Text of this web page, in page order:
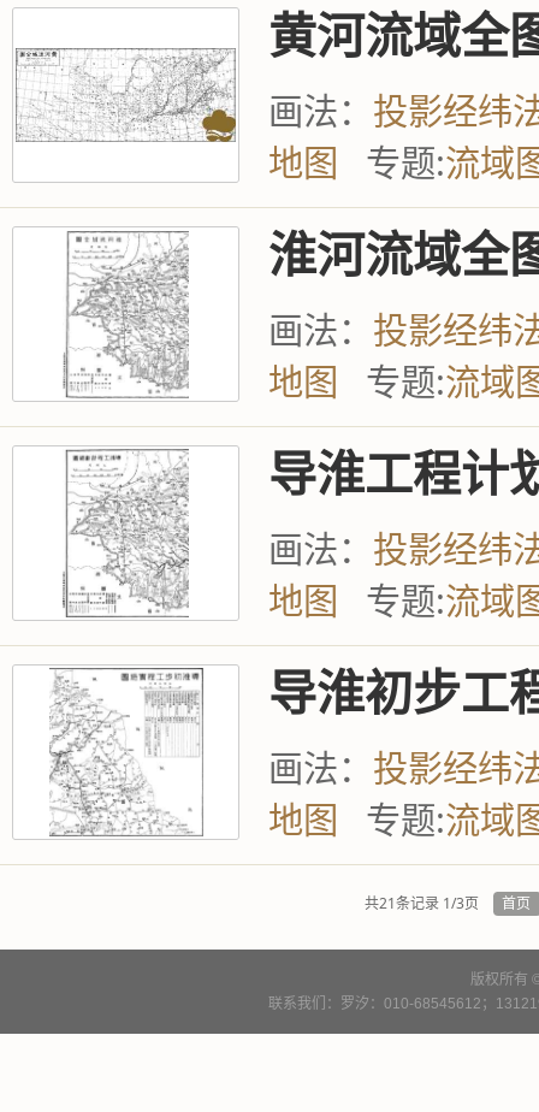
黄河流域全
画法： 投影经纬
地图
专题:流域
淮河流域全
画法： 投影经纬
地图
专题:流域
导淮工程计
画法： 投影经纬
地图
专题:流域
导淮初步工
画法： 投影经纬
地图
专题:流域
共21条记录 1/3页 首页
版权所有
联系我们：罗汐：010-68545612；